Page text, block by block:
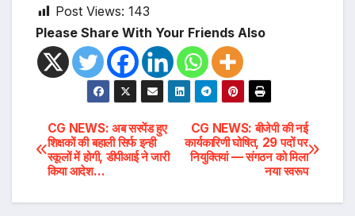
Post Views: 143
Please Share With Your Friends Also
Post
navigation
CG NEWS: बीजेपी की नई
कार्यकारिणी घोषित, 29 पदों पर
नियुक्तियां — संगठन को मिला
नया स्वरूप
CG NEWS: अब सस्पेंड हुए
शिक्षकों की बहाली सिर्फ इन्ही
स्कूलों में होगी, डीपीआई ने जारी
किया आदेश…